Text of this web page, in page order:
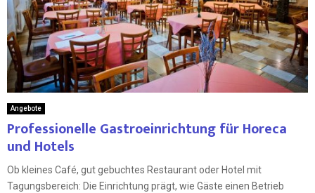
Angebote
Professionelle Gastroeinrichtung für Horeca
und Hotels
Ob kleines Café, gut gebuchtes Restaurant oder Hotel mit
Tagungsbereich: Die Einrichtung prägt, wie Gäste einen Betrieb